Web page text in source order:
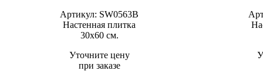
Артикул: SW0563B
Настенная плитка
30x60 см.
Уточните цену
при заказе